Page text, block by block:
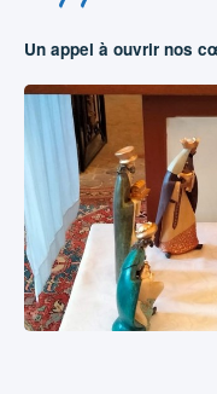
Un appel à ouvrir nos